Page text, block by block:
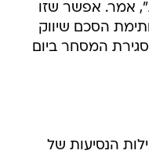
אמר. אפשר שזו
הסכם שיווק
סגירת המסחר ביום
הנסיעות של